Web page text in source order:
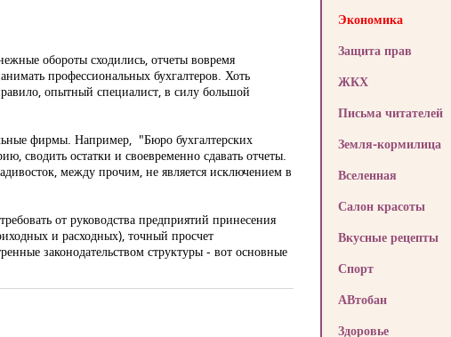
обороты сходились, отчеты вовремя
профессиональных бухгалтеров. Хоть
опытный специалист, в силу большой
фирмы. Например, "Бюро бухгалтерских
сводить остатки и своевременно сдавать отчеты.
между прочим, не является исключением в
от руководства предприятий принесения
и расходных), точный просчет
законодательством структуры - вот основные
Экономика
Защита прав
ЖКХ
Письма читателей
Земля-кормилица
Вселенная
Салон красоты
Вкусные рецепты
Спорт
АВтобан
Здоровье